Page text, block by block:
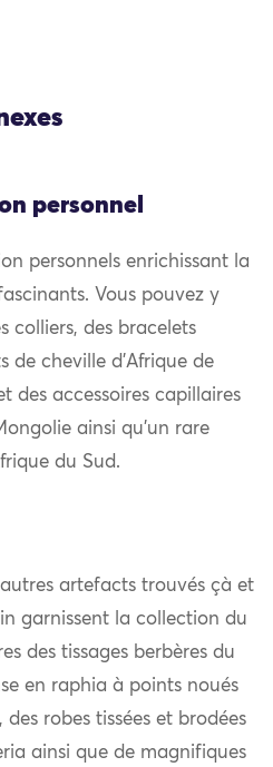
personnel
personnels enrichissant la
Vous pouvez y
colliers, des bracelets
de cheville d’Afrique de
des accessoires capillaires
ainsi qu’un rare
du Sud.
artefacts trouvés çà et
garnissent la collection du
des tissages berbères du
en raphia à points noués
robes tissées et brodées
ainsi que de magnifiques